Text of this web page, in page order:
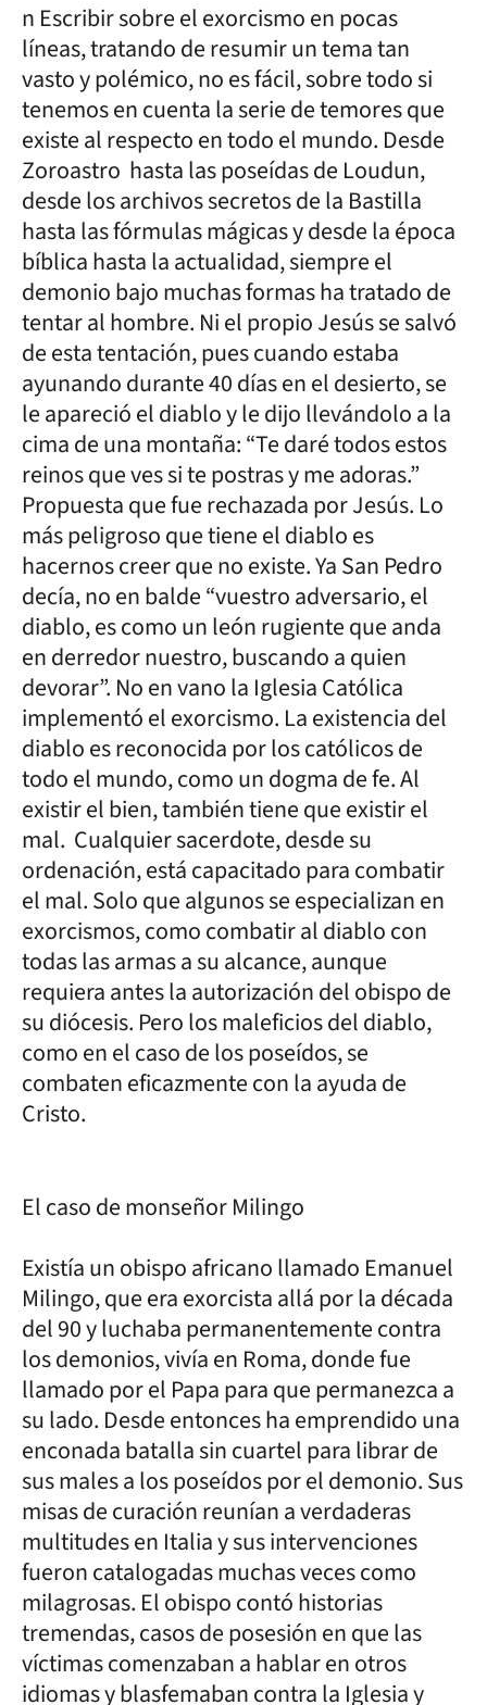
n Escribir sobre el exorcismo en pocas
líneas, tratando de resumir un tema tan
vasto y polémico, no es fácil, sobre todo si
tenemos en cuenta la serie de temores que
existe al respecto en todo el mundo. Desde
Zoroastro hasta las poseídas de Loudun,
desde los archivos secretos de la Bastilla
hasta las fórmulas mágicas y desde la época
bíblica hasta la actualidad, siempre el
demonio bajo muchas formas ha tratado de
tentar al hombre. Ni el propio Jesús se salvó
de esta tentación, pues cuando estaba
ayunando durante 40 días en el desierto, se
le apareció el diablo y le dijo llevándolo a la
cima de una montaña: “Te daré todos estos
reinos que ves si te postras y me adoras.”
Propuesta que fue rechazada por Jesús. Lo
más peligroso que tiene el diablo es
hacernos creer que no existe. Ya San Pedro
decía, no en balde “vuestro adversario, el
diablo, es como un león rugiente que anda
en derredor nuestro, buscando a quien
devorar”. No en vano la Iglesia Católica
implementó el exorcismo. La existencia del
diablo es reconocida por los católicos de
todo el mundo, como un dogma de fe. Al
existir el bien, también tiene que existir el
mal. Cualquier sacerdote, desde su
ordenación, está capacitado para combatir
el mal. Solo que algunos se especializan en
exorcismos, como combatir al diablo con
todas las armas a su alcance, aunque
requiera antes la autorización del obispo de
su diócesis. Pero los maleficios del diablo,
como en el caso de los poseídos, se
combaten eficazmente con la ayuda de
Cristo.
El caso de monseñor Milingo
Existía un obispo africano llamado Emanuel
Milingo, que era exorcista allá por la década
del 90 y luchaba permanentemente contra
los demonios, vivía en Roma, donde fue
llamado por el Papa para que permanezca a
su lado. Desde entonces ha emprendido una
enconada batalla sin cuartel para librar de
sus males a los poseídos por el demonio. Sus
misas de curación reunían a verdaderas
multitudes en Italia y sus intervenciones
fueron catalogadas muchas veces como
milagrosas. El obispo contó historias
tremendas, casos de posesión en que las
víctimas comenzaban a hablar en otros
idiomas y blasfemaban contra la Iglesia y